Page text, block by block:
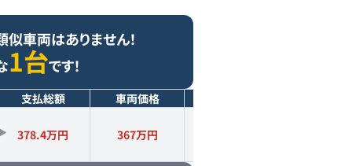
車両はありません！
1台です！
支払総額 車両価格
378.4万円 367万円